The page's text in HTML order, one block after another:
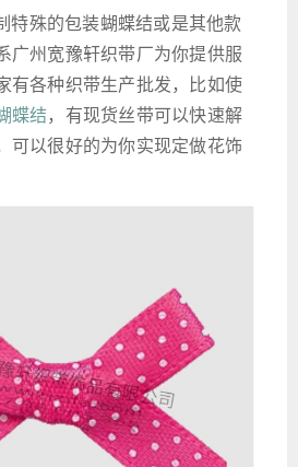
特殊的包装蝴蝶结或是其他款
广州宽豫轩织带厂为你提供服
有各种织带生产批发，比如使
蝶结，有现货丝带可以快速解
可以很好的为你实现定做花饰